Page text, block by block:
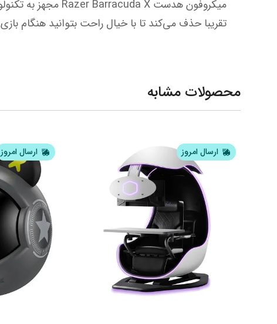
تقریبا حذف می‌کند تا با خیال راحت بتوانید هنگام بازی با دوستان و هم‌تیمی‌های خود حرف بزنید
محصولات مشابه
ارسال امروز ارسال امروز